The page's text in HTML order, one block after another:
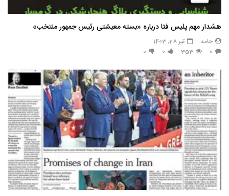
هشدار مهم پلیس فتا درباره «بسته معیشتی رئیس جمهور منتخب»
حامد
تیر 28, 1403
0
353
0
0